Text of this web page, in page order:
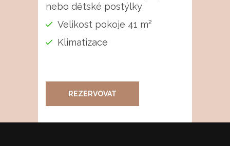
nebo dětské postýlky
Velikost pokoje 41 m²
Klimatizace
REZERVOVAT